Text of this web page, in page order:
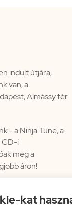
kat
indult útjára,
van, a
Almássy tér
- a Ninja Tune, a
CD-i
meg a
áron!